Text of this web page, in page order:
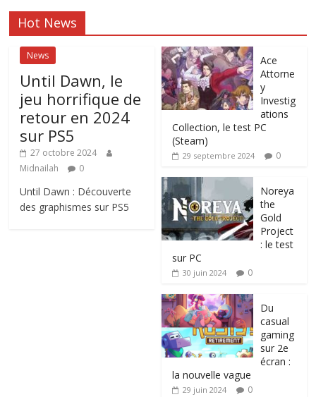
Hot News
News
Until Dawn, le
jeu horrifique de
retour en 2024
sur PS5
27 octobre 2024
Midnailah
0
Until Dawn : Découverte
des graphismes sur PS5
Ace
Attorne
y
Investig
ations
Collection, le test PC
(Steam)
29 septembre 2024 0
Noreya
the
Gold
Project
: le test
sur PC
30 juin 2024 0
Du
casual
gaming
sur 2e
écran :
la nouvelle vague
29 juin 2024 0